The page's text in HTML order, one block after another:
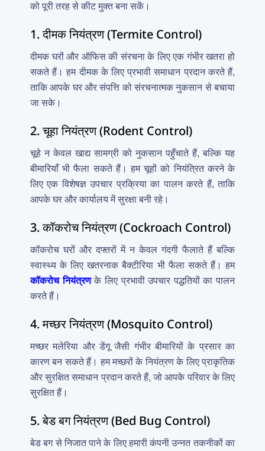
को पूरी तरह से कीट मुक्त बना सकें।
1. दीमक नियंत्रण (Termite Control)
दीमक घरों और ऑफिस की संरचना के लिए एक गंभीर खतरा हो
सकते हैं। हम दीमक के लिए प्रभावी समाधान प्रदान करते हैं,
ताकि आपके घर और संपत्ति को संरचनात्मक नुकसान से बचाया
जा सके।
2. चूहा नियंत्रण (Rodent Control)
चूहे न केवल खाद्य सामग्री को नुकसान पहुँचाते हैं, बल्कि यह
बीमारियाँ भी फैला सकते हैं। हम चूहों को नियंत्रित करने के
लिए एक विशेषज्ञ उपचार प्रक्रिया का पालन करते हैं, ताकि
आपके घर और कार्यालय में सुरक्षा बनी रहे।
3. कॉकरोच नियंत्रण (Cockroach Control)
कॉकरोच घरों और दफ्तरों में न केवल गंदगी फैलाते हैं बल्कि
स्वास्थ्य के लिए खतरनाक बैक्टीरिया भी फैला सकते हैं। हम
कॉकरोच नियंत्रणके लिए प्रभावी उपचार पद्धतियों का पालन
करते हैं।
4. मच्छर नियंत्रण (Mosquito Control)
मच्छर मलेरिया और डेंगू जैसी गंभीर बीमारियों के प्रसार का
कारण बन सकते हैं। हम मच्छरों के नियंत्रण के लिए प्राकृतिक
और सुरक्षित समाधान प्रदान करते हैं, जो आपके परिवार के लिए
सुरक्षित हैं।
5. बेड बग नियंत्रण (Bed Bug Control)
बेड बग से निजात पाने के लिए हमारी कंपनी उन्नत तकनीकों का